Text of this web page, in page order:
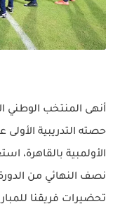
أنهى المنتخب الوطني
حصته التدريبية
الأولمبية بالقاهرة،
نصف النهائي من الدورة
تحضيرات فريقنا